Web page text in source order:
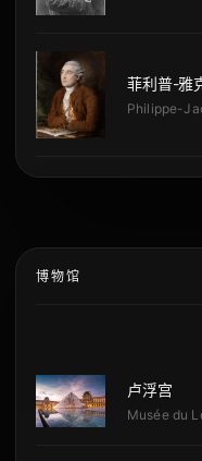
菲利普-雅
Philippe-
博物馆
卢浮宫
Musée du